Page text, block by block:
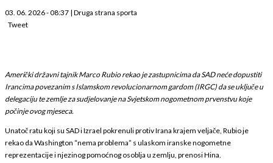
03. 06. 2026 - 08:37 | Druga strana sporta
Tweet
Američki državni tajnik Marco Rubio rekao je zastupnicima da SAD neće dopustiti
Irancima povezanim s Islamskom revolucionarnom gardom (IRGC) da se uključe u
delegaciju te zemlje za sudjelovanje na Svjetskom nogometnom prvenstvu koje
počinje ovog mjeseca.
Unatoč ratu koji su SAD i Izrael pokrenuli protiv Irana krajem veljače, Rubio je
rekao da Washington “nema problema” s ulaskom iranske nogometne
reprezentacije i njezinog pomoćnog osoblja u zemlju, prenosi Hina.